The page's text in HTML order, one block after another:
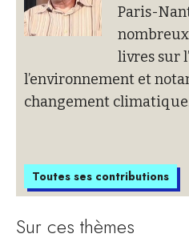
Paris-
livres sur
l’environnement et
changement
Toutes ses contributions
Sur ces thèmes